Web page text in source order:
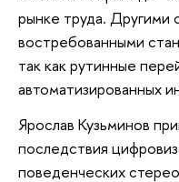
рынке труда. Другими
востребованными
так как рутинные
автоматизированных
Ярослав Кузьминов
последствия
поведенческих